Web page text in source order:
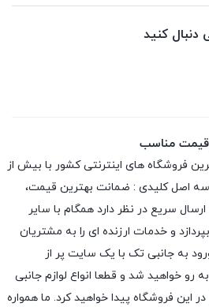
دنبال کنید
قیمت مناسب
فروشگاه های اینترنتی کشور با بیش از
سه اصل کلیدی : ضمانت بهترین قیمت،
سریع در نظر دارد همگام با سایر
و خدمات ارزنده ای را به مشتریان
به جانبی تک با یک سایت پر از
خواهید شد و قطعا انواع لوازم جانبی
این فروشگاه پیدا خواهید کرد. ما همواره